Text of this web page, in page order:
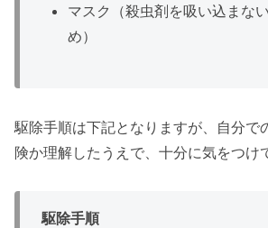
マスク（殺虫剤を吸い込まな
め）
駆除手順は下記となりますが、自分で
険か理解したうえで、十分に気をつけ
駆除手順